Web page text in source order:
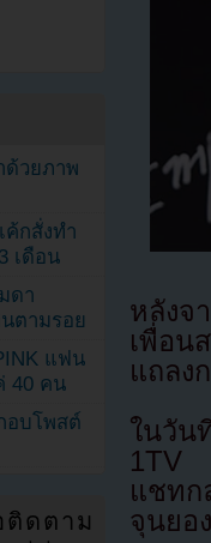
หลังจ
เพื่อน
แถลง
ในวัน
1TV
แชทก
จุนยอง
ด้วยภาพ
ค้กสั่งทำ
เดือน
ดา
ตามรอย
แฟน
40 คน
อบโพสต์
ติดตาม